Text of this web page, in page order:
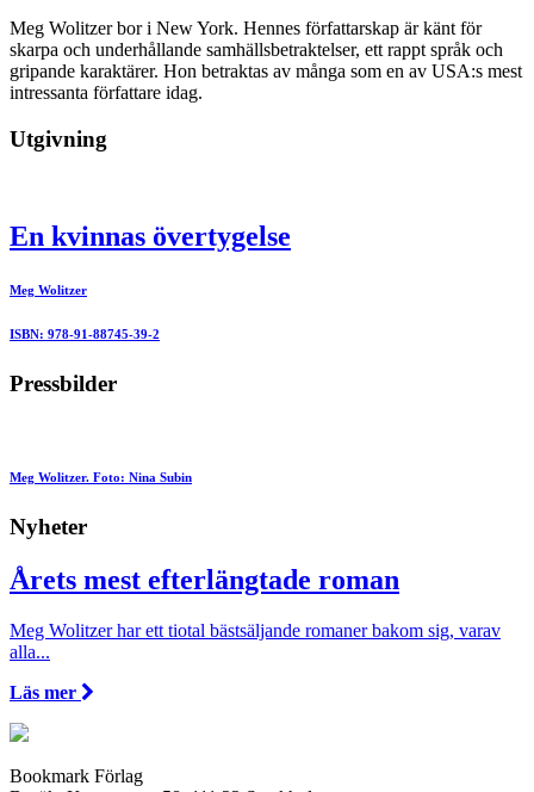
Meg Wolitzer bor i New York. Hennes författarskap är känt för
skarpa och underhållande samhällsbetraktelser, ett rappt språk och
gripande karaktärer. Hon betraktas av många som en av USA:s mest
intressanta författare idag.
Utgivning
En kvinnas övertygelse
Meg Wolitzer
ISBN: 978-91-88745-39-2
Pressbilder
Meg Wolitzer. Foto: Nina Subin
Nyheter
Årets mest efterlängtade roman
Meg Wolitzer har ett tiotal bästsäljande romaner bakom sig, varav
alla...
Läs mer
Bookmark Förlag